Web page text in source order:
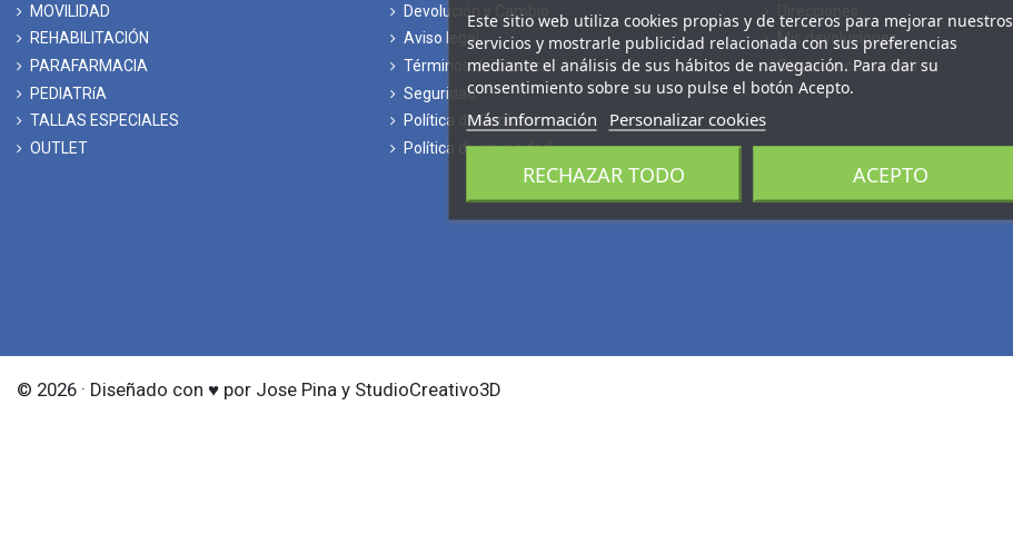
MOVILIDAD
REHABILITACIÓN
PARAFARMACIA
PEDIATRíA
TALLAS ESPECIALES
OUTLET
Devolución y Cambio
Aviso legal
Términos del Servicio
Seguridad
Política de Cookies
Política de privacidad
Mis devoluciones
Contacte con nosotros
Este sitio web utiliza cookies propias y de terceros para mejorar nuestros
servicios y mostrarle publicidad relacionada con sus preferencias
mediante el análisis de sus hábitos de navegación. Para dar su
consentimiento sobre su uso pulse el botón Acepto.
Más información Personalizar cookies
RECHAZAR TODO ACEPTO
© 2026 · Diseñado con ♥ por Jose Pina y StudioCreativo3D